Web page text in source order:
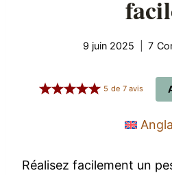
9 juin 2025 7
5 de 7avis
Réalisez facilement un